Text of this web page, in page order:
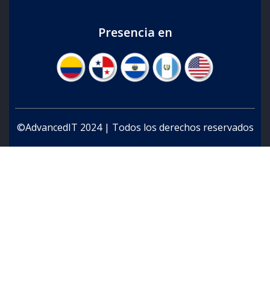
Presencia en
©AdvancedIT 2024 | Todos los derechos reservados